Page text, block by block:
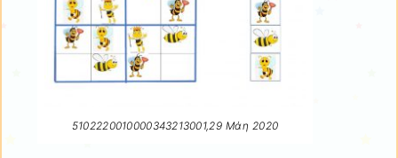
5102220010000343213001,29 Μάη 2020